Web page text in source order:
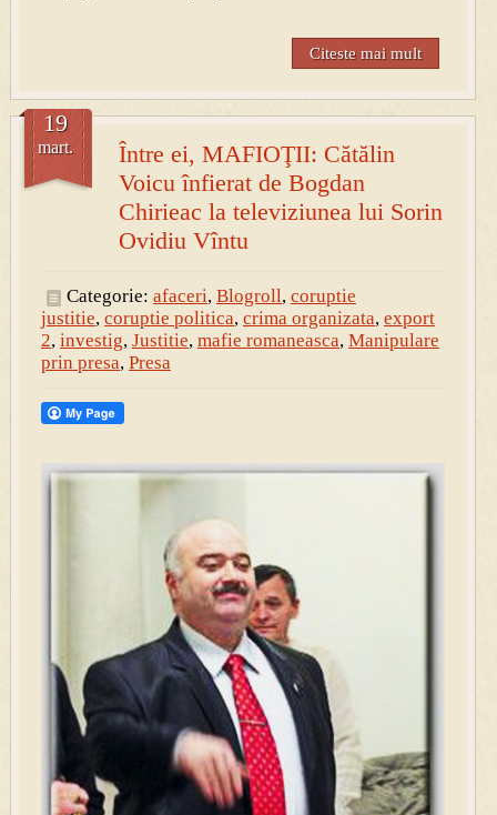
Citeste mai mult
Între ei, MAFIOŢII: Cătălin
Voicu înfierat de Bogdan
Chirieac la televiziunea lui Sorin
Ovidiu Vîntu
19
mart.
Categorie: afaceri, Blogroll, coruptie
justitie, coruptie politica, crima organizata, export
2, investig, Justitie, mafie romaneasca, Manipulare
prin presa, Presa